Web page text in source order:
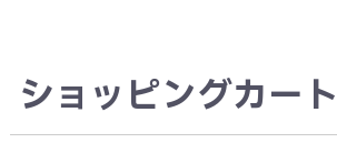
ショッピングカート